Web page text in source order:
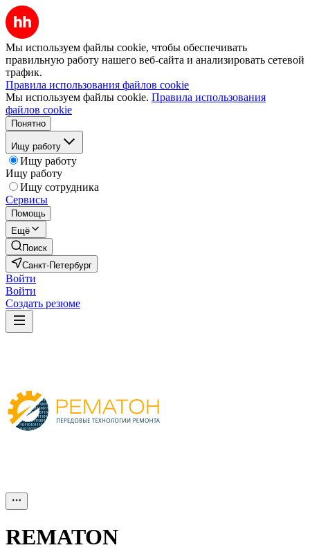
Мы используем файлы cookie, чтобы обеспечивать
правильную работу нашего веб-сайта и анализировать сетевой
трафик.
Правила использования файлов cookie
Мы используем файлы cookie. Правила использования
файлов cookie
Понятно
Ищу работу
Ищу работу
Ищу работу
Ищу сотрудника
Сервисы
Помощь
Ещё
Поиск
Санкт-Петербург
Войти
Войти
Создать резюме
REMATON